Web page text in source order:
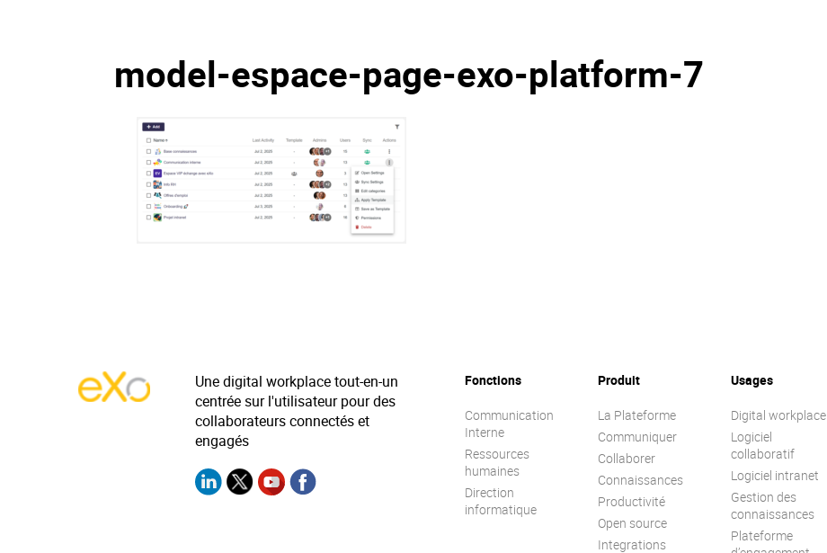
model-espace-page-exo-platform-7
Une digital workplace tout-en-un
centrée sur l'utilisateur pour des
collaborateurs connectés et
engagés
Fonctions
Communication
Interne
Ressources
humaines
Direction
informatique
Produit
La Plateforme
Communiquer
Collaborer
Connaissances
Productivité
Open source
Integrations
Usages
Digital workplace
Logiciel
collaboratif
Logiciel intranet
Gestion des
connaissances
Plateforme